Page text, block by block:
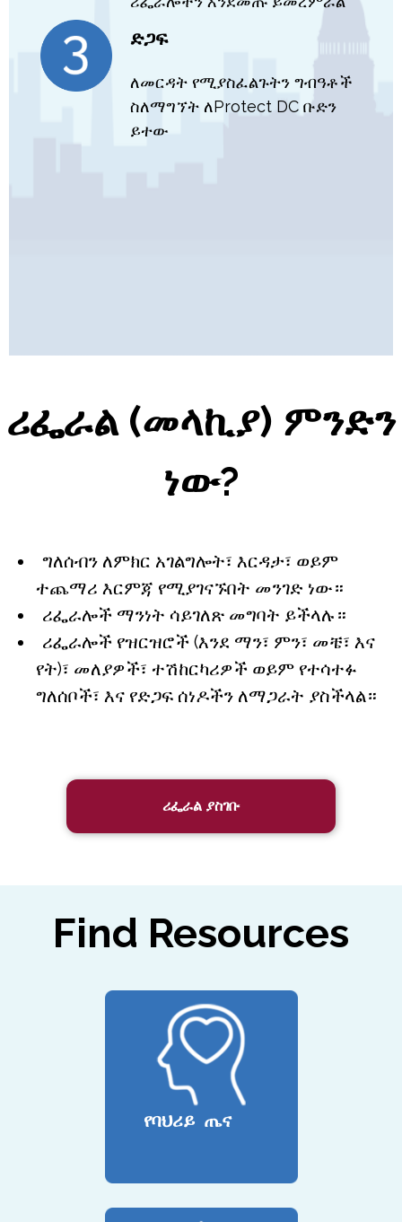
ድጋፍ
ለመርዳት የሚያስፈልጉትን ግብዓቶች
ስለማግኘት ለProtect DC ቡድን
ይተው
ሪፌራል (መላኪያ) ምንድን
ነው?
ግለሰብን ለምክር አገልግሎት፣ እርዳታ፣ ወይም
ተጨማሪ እርምጃ የሚያገናኙበት መንገድ ነው።
ሪፌራሎች ማንነት ሳይገለጽ መግባት ይችላሉ።
ሪፌራሎች የዝርዝሮች (እንደ ማን፣ ምን፣ መቼ፣ እና
የት)፣ መለያዎች፣ ተሽከርካሪዎች ወይም የተሳተፉ
ግለሰቦች፣ እና የድጋፍ ሰነዶችን ለማጋራት ያስችላል።
ሪፌራል ያስገቡ
Find Resources
የባህሪይ ጤና